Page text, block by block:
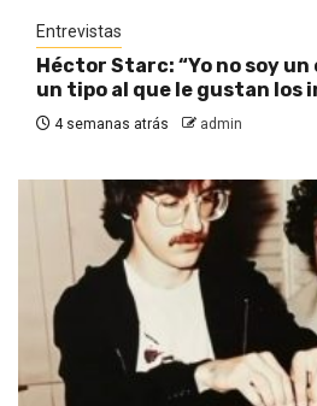
Entrevistas
Héctor Starc: “Yo no soy
un tipo al que le gustan los
4 semanas atrás admin